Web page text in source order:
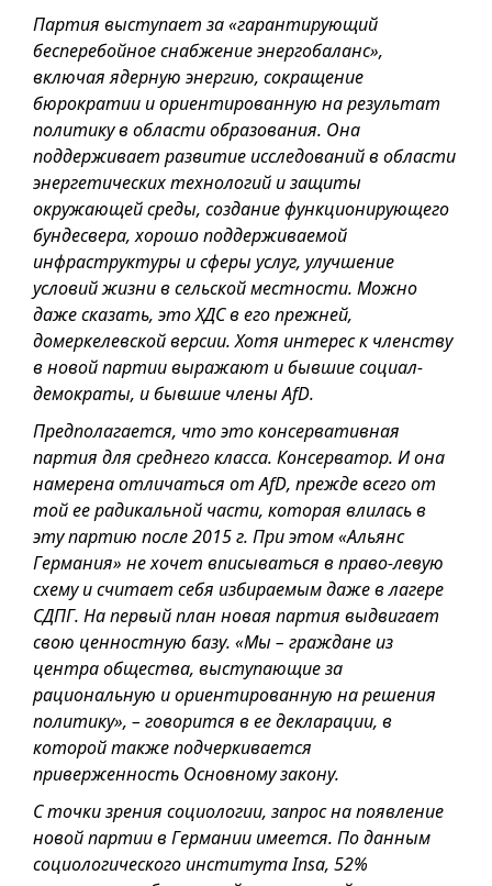
Партия выступает за «гарантирующий
бесперебойное снабжение энергобаланс»,
включая ядерную энергию, сокращение
бюрократии и ориентированную на результат
политику в области образования. Она
поддерживает развитие исследований в области
энергетических технологий и защиты
окружающей среды, создание функционирующего
бундесвера, хорошо поддерживаемой
инфраструктуры и сферы услуг, улучшение
условий жизни в сельской местности. Можно
даже сказать, это ХДС в его прежней,
домеркелевской версии. Хотя интерес к членствy
в новой партии выражают и бывшие социал-
демократы, и бывшие члены AfD.
Предполагается, что это консервативная
партия для среднего класса. Консерватор. И она
намерена отличаться от AfD, прежде всего от
той ее радикальной части, которая влилась в
эту партию после 2015 г. При этом «Альянс
Германия» не хочет вписываться в право-левую
схему и считает себя избираемым даже в лагере
СДПГ. На первый план новая партия выдвигает
свою ценностную базу. «Мы – граждане из
центра общества, выступающие за
рациональную и ориентированную на решения
политику», – говорится в ее декларации, в
которой также подчеркивается
приверженность Основному закону.
С точки зрения социологии, запрос на появление
новой партии в Германии имеется. По данным
социологического института Insa, 52%